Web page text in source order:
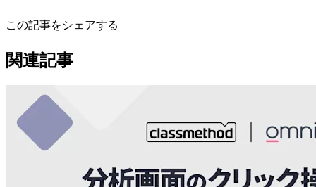
この記事をシェアする
関連記事